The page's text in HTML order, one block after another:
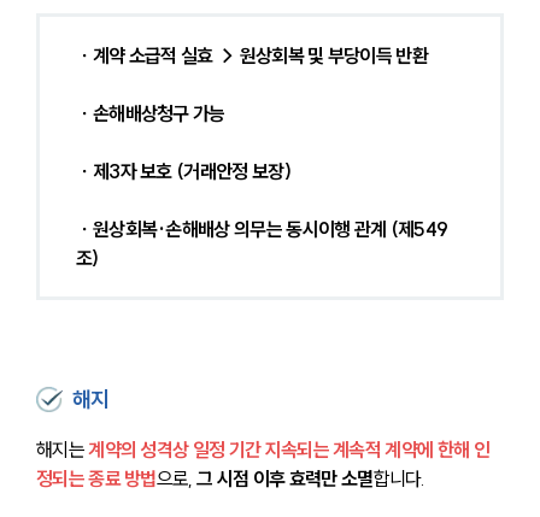
∙ 계약 소급적 실효 → 원상회복 및 부당이득 반환
∙ 손해배상청구 가능
∙ 제3자 보호 (거래안정 보장)
조)
해지
해지는 계약의 성격상 일정 기간 지속되는 계속적 계약에 한해 인
정되는 종료 방법으로, 그 시점 이후 효력만 소멸합니다.